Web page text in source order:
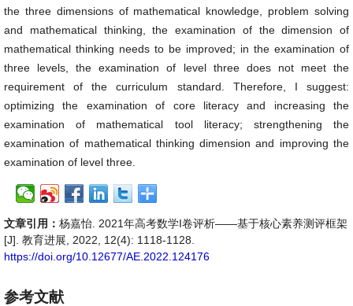
the three dimensions of mathematical knowledge, problem solving
and mathematical thinking, the examination of the dimension of
mathematical thinking needs to be improved; in the examination of
three levels, the examination of level three does not meet the
requirement of the curriculum standard. Therefore, I suggest:
optimizing the examination of core literacy and increasing the
examination of mathematical tool literacy; strengthening the
examination of mathematical thinking dimension and improving the
examination of level three.
文章引用： 杨嘉怡. 2021年高考数学I卷评析——基于核心素养测评框架
[J]. 教育进展, 2022, 12(4): 1118-1128.
https://doi.org/10.12677/AE.2022.124176
参考文献